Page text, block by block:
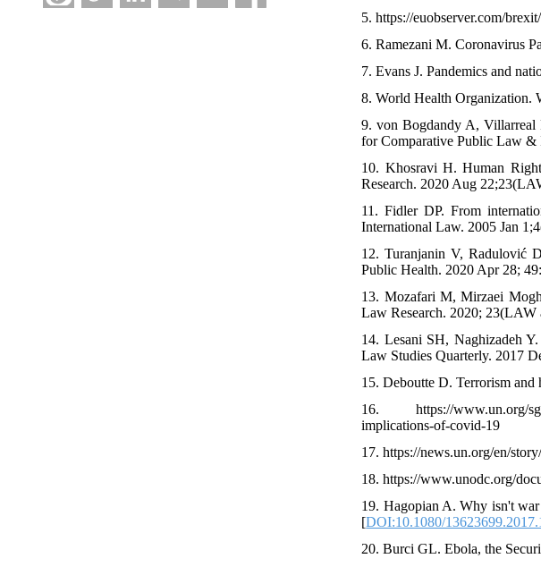
5. https://euobserver.com/
6. Ramezani M. Coronavirus
7. Evans J. Pandemics and
8. World Health Organization.
9. von Bogdandy A, Villarreal
for Comparative Public Law &
10. Khosravi H. Human
Research. 2020 Aug
11. Fidler DP. From
International Law. 2005 Jan
12. Turanjanin V, Radulović
Public Health. 2020 Apr 28;
13. Mozafari M, Mirzaei
Law Research. 2020;
14. Lesani SH, Naghizadeh
Law Studies Quarterly. 2017
15. Deboutte D. Terrorism and
16. https://www.un.org/sg/
implications-of-covid-19
17. https://news.un.org/en/
18. https://www.unodc.org/
19. Hagopian A. Why isn't
[DOI:10.1080/
20. Burci GL. Ebola, the